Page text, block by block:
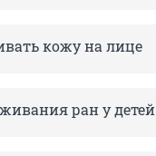
кожу на лице
ран у детей